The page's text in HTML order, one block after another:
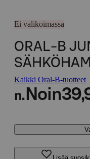
Ei valikoimassa
ORAL-B
Kaikki Oral-B-tuotteet
n. Noin